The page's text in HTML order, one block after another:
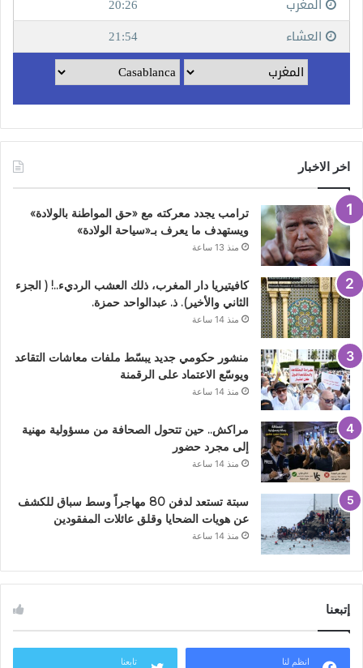
اخر الاخبار
ترامب يجدد معركته مع «حق المواطنة بالولادة»
ويستهدف ما يعرف بـ«سياحة الولادة»
منذ 13 ساعة
كافيتيريا دار المغرب، ذلك العشب الرديء..! ( الجزء
الثاني والأخير). ذ. عبدالواحد حمزة.
منذ 14 ساعة
منشور حكومي جديد يبسّط ملفات معاشات التقاعد
ويوسّع الاعتماد على الرقمنة
منذ 14 ساعة
مراكش.. حين تتحول الصحافة من مسؤولية مهنية
إلى مجرد حضور
منذ 14 ساعة
سبتة تستعد لدفن 80 مهاجراً وسط سباق للكشف
عن هويات الضحايا وقلق عائلات المفقودين
منذ 14 ساعة
إتبعنا
انظم لنا تابعنا